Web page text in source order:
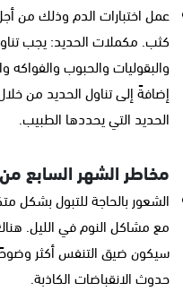
عمل اختبارات الدم وذلك من
كثب. مكملات الحديد: يجب
والبقوليات والحبوب
إضافةً إلى تناول الحديد من
الحديد التي يحددها الطبيب.
مخاطر الشهر السابع
الشعور بالحاجة للتبول بشكل
مع مشاكل النوم في الليل.
سيكون ضيق التنفس أكثر
حدوث الانقباضات الكاذبة.